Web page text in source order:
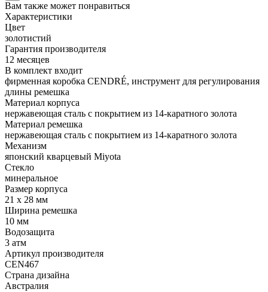
Вам также может понравиться
Характеристики
Цвет
золотистий
Гарантия производителя
12 месяцев
В комплект входит
фирменная коробка CENDRÉ, инструмент для регулирования
длины ремешка
Материал корпуса
нержавеющая сталь с покрытием из 14-каратного золота
Материал ремешка
нержавеющая сталь с покрытием из 14-каратного золота
Механизм
японский кварцевый Miyota
Стекло
минеральное
Размер корпуса
21 x 28 мм
Ширина ремешка
10 мм
Водозащита
3 атм
Артикул производителя
CEN467
Страна дизайна
Австралия